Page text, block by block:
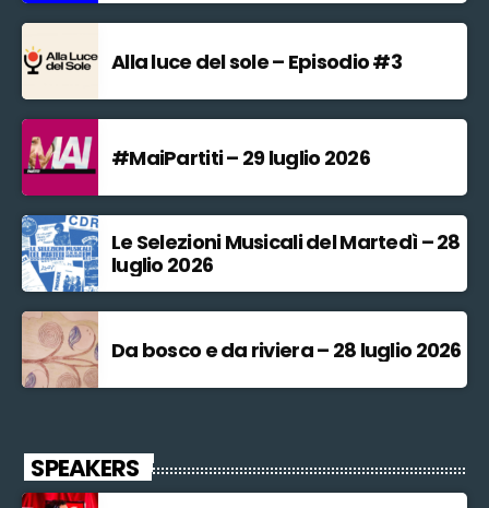
Alla luce del sole – Episodio #3
#MaiPartiti – 29 luglio 2026
Le Selezioni Musicali del Martedì – 28
luglio 2026
Da bosco e da riviera – 28 luglio 2026
SPEAKERS